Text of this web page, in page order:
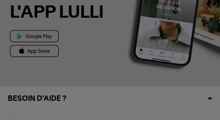
L'APP LULLI
BESOIN D'AIDE ?